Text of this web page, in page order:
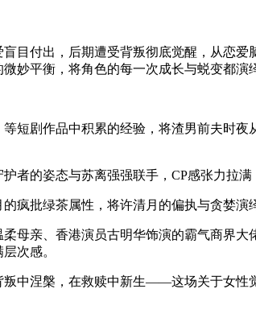
付出，后期遭受背叛彻底觉醒，从恋爱
妙平衡，将角色的每一次成长与蜕变都演
剧作品中积累的经验，将渣男前夫时夜
者的姿态与苏离强强联手，CP感张力拉满
批绿茶属性，将许清月的偏执与贪婪演
亲、香港演员古明华饰演的霸气商界大
次感。
涅槃，在救赎中新生——这场关于女性